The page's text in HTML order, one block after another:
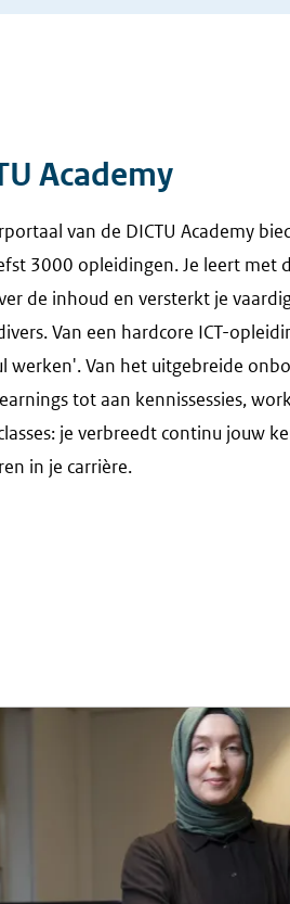
Academy
van de DICTU Academy
3000 opleidingen. Je leert met
de inhoud en versterkt je
Van een hardcore ICT-
werken'. Van het uitgebreide
tot aan kennissessies,
je verbreedt continu jouw
in je carrière.